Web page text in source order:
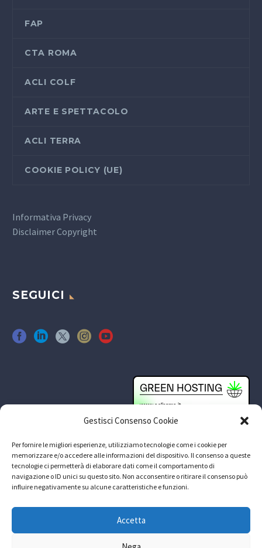
Gestisci Consenso Cookie
Per fornire le migliori esperienze, utilizziamo tecnologie come i cookie per
memorizzare e/o accedere alle informazioni del dispositivo. Il consenso a queste
tecnologie ci permetterà di elaborare dati come il comportamento di
navigazione o ID unici su questo sito. Non acconsentire o ritirare il consenso può
influire negativamente su alcune caratteristiche e funzioni.
Accetta
FAP
CTA ROMA
ACLI COLF
ARTE E SPETTACOLO
ACLI TERRA
COOKIE POLICY (UE)
Informativa Privacy
Disclaimer Copyright
SEGUICI